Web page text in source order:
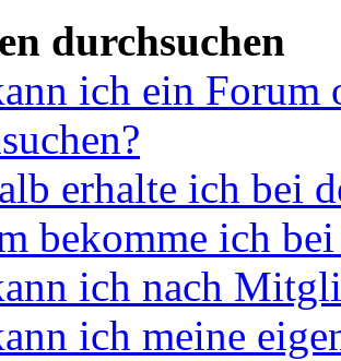
durchsuchen
ich ein Forum
erhalte ich bei
bekomme ich
ich nach
ich meine